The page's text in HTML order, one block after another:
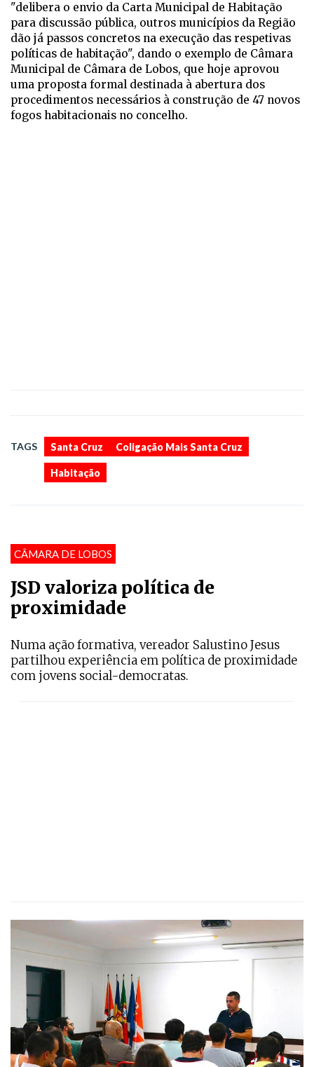
"delibera o envio da Carta Municipal de Habitação
para discussão pública, outros municípios da Região
dão já passos concretos na execução das respetivas
políticas de habitação", dando o exemplo de Câmara
Municipal de Câmara de Lobos, que hoje aprovou
uma proposta formal destinada à abertura dos
procedimentos necessários à construção de 47 novos
fogos habitacionais no concelho.
TAGS Santa Cruz Coligação Mais Santa Cruz
Habitação
CÂMARA DE LOBOS
JSD valoriza política de
proximidade
Numa ação formativa, vereador Salustino Jesus
partilhou experiência em política de proximidade
com jovens social-democratas.